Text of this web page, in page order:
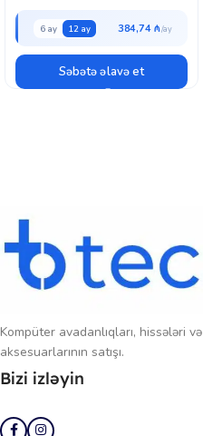
6 ay 12 ay 384,74 ₼
Səbətə əlavə et
Kompüter avadanlıqları, hissələri və
aksesuarlarının satışı.
Bizi izləyin